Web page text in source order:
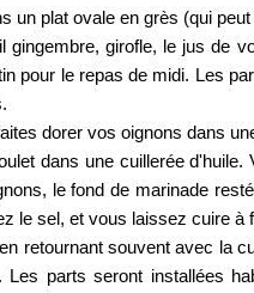
un plat ovale en grès (qui
gingembre, girofle, le jus de
pour le repas de midi. Les
dorer vos oignons dans
dans une cuillerée
le fond de marinade
le sel, et vous laissez cuire à
retournant souvent avec la
parts seront installées